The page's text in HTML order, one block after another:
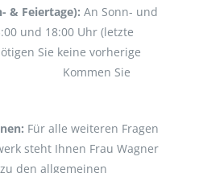
& Feiertage): An Sonn- und
und 18:00 Uhr (letzte
Sie keine vorherige
Sie
Für alle weiteren Fragen
steht Ihnen Frau Wagner
den allgemeinen